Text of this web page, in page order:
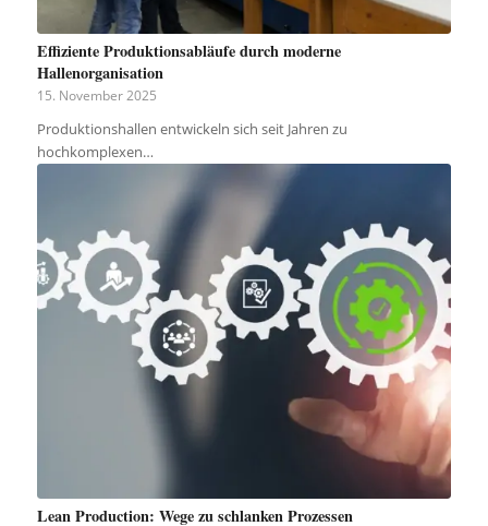
Effiziente Produktionsabläufe durch moderne
Hallenorganisation
15. November 2025
Produktionshallen entwickeln sich seit Jahren zu
hochkomplexen…
Lean Production: Wege zu schlanken Prozessen